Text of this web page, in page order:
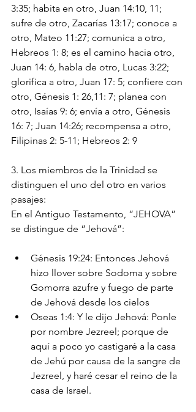
3:35; habita en otro, Juan 14:10, 11;
sufre de otro, Zacarías 13:17; conoce a
otro, Mateo 11:27; comunica a otro,
Hebreos 1: 8; es el camino hacia otro,
Juan 14: 6, habla de otro, Lucas 3:22;
glorifica a otro, Juan 17: 5; confiere con
otro, Génesis 1: 26,11: 7; planea con
otro, Isaías 9: 6; envía a otro, Génesis
16: 7; Juan 14:26; recompensa a otro,
Filipinas 2: 5-11; Hebreos 2: 9
3. Los miembros de la Trinidad se
distinguen el uno del otro en varios
pasajes:
En el Antiguo Testamento, “JEHOVA”
se distingue de “Jehová”:
Génesis 19:24: Entonces Jehová
hizo llover sobre Sodoma y sobre
Gomorra azufre y fuego de parte
de Jehová desde los cielos
Oseas 1:4: Y le dijo Jehová: Ponle
por nombre Jezreel; porque de
aquí a poco yo castigaré a la casa
de Jehú por causa de la sangre de
Jezreel, y haré cesar el reino de la
casa de Israel.